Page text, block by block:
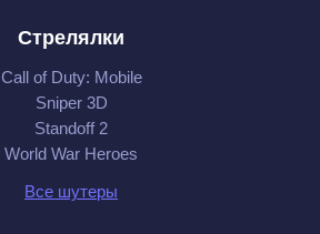
Стрелялки
Call of Duty: Mobile
Sniper 3D
Standoff 2
World War Heroes
Все шутеры